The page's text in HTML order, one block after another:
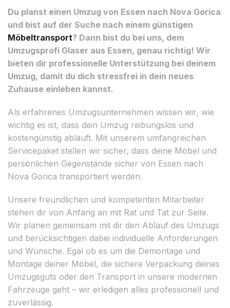
Du planst einen Umzug von Essen nach Nova Gorica
und bist auf der Suche nach einem günstigen
Möbeltransport? Dann bist du bei uns, dem
Umzugsprofi Glaser aus Essen, genau richtig! Wir
bieten dir professionelle Unterstützung bei deinem
Umzug, damit du dich stressfrei in dein neues
Zuhause einleben kannst.
Als erfahrenes Umzugsunternehmen wissen wir, wie
wichtig es ist, dass dein Umzug reibungslos und
kostengünstig abläuft. Mit unserem umfangreichen
Servicepaket stellen wir sicher, dass deine Möbel und
persönlichen Gegenstände sicher von Essen nach
Nova Gorica transportiert werden.
Unsere freundlichen und kompetenten Mitarbeiter
stehen dir von Anfang an mit Rat und Tat zur Seite.
Wir planen gemeinsam mit dir den Ablauf des Umzugs
und berücksichtigen dabei individuelle Anforderungen
und Wünsche. Egal ob es um die Demontage und
Montage deiner Möbel, die sichere Verpackung deines
Umzugsguts oder den Transport in unsere modernen
Fahrzeuge geht – wir erledigen alles professionell und
zuverlässig.